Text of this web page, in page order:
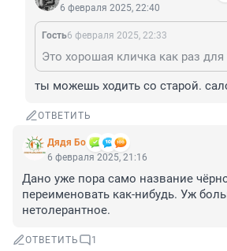
6 февраля 2025, 22:40
Гость6 февраля 2025, 22:33
Это хорошая кличка как раз для
ты можешь ходить со старой.
ОТВЕТИТЬ
Дядя Бо
6 февраля 2025, 21:16
Дано уже пора само название
переименовать как-нибудь. Уж
нетолерантное.
ОТВЕТИТЬ 1